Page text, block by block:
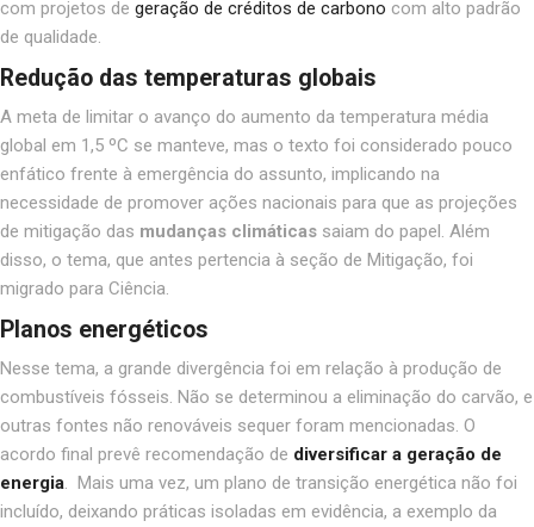
com projetos de geração de créditos de carbono com alto padrão
de qualidade.
Redução das temperaturas globais
A meta de limitar o avanço do aumento da temperatura média
global em 1,5 ºC se manteve, mas o texto foi considerado pouco
enfático frente à emergência do assunto, implicando na
necessidade de promover ações nacionais para que as projeções
de mitigação das mudanças climáticas saiam do papel. Além
disso, o tema, que antes pertencia à seção de Mitigação, foi
migrado para Ciência.
Planos energéticos
Nesse tema, a grande divergência foi em relação à produção de
combustíveis fósseis. Não se determinou a eliminação do carvão, e
outras fontes não renováveis sequer foram mencionadas. O
acordo final prevê recomendação de diversificar a geração de
energia. Mais uma vez, um plano de transição energética não foi
incluído, deixando práticas isoladas em evidência, a exemplo da